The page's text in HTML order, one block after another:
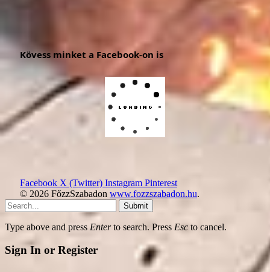
Kövess minket a Facebook-on is
Facebook X (Twitter) Instagram Pinterest
© 2026 FőzzSzabadon www.fozzszabadon.hu.
Submit
Type above and press Enterto search. Press Esc to cancel.
Sign In or Register